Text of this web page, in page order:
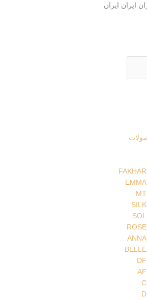
ایران ایران